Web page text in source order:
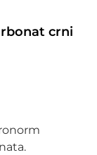
crni